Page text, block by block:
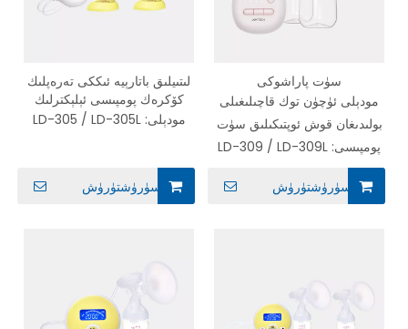
سۈت پاراشوكى
مودېلى ئۈچۈن توك قاچىلىغىلى
بولىدىغان قوش ئوپتىكىلىق سۈت
پومپىسى: LD-309 / LD-309L
سۈرۈشتۈرۈش
لىتىيلىق باتارېيە ئىككى تەرەپلىك
كۆكرەك پومپىسى ئېلېكترلىك
سۈت پومپىسىمودېلى:LD-305 / LD-305L
سۈرۈشتۈرۈش